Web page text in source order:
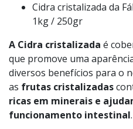
Cidra cristalizada da
1kg / 250gr
A Cidra cristalizada é
que promove uma
diversos benefícios para o
as frutas cristalizadas
ricas em minerais e
funcionamento intestinal.